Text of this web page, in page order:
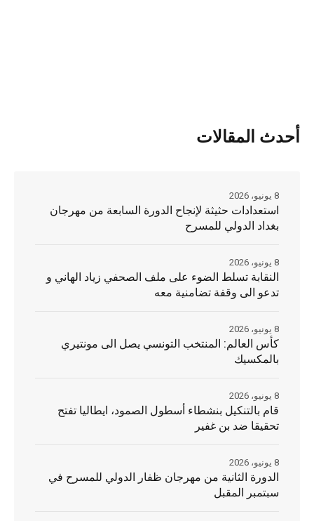
أحدث المقالات
استعدادات حثيثة لإنجاح الدورة السابعة من مهرجان
بغداد الدولي للمسرح
8 يونيو، 2026
النقابة تسلط الضوء على ملف الصحفي زياد الهاني و
تدعو الى وقفة تضامنية معه
8 يونيو، 2026
كأس العالم: المنتخب التونسي يصل الى مونتيري
بالمكسيك
8 يونيو، 2026
قام بالتنكيل بنشطاء أسطول الصمود، ايطاليا تفتح
تحقيقا ضد بن غفير
8 يونيو، 2026
الدورة الثانية من مهرجان ظفار الدولي للمسرح في
سبتمبر المقبل
8 يونيو، 2026